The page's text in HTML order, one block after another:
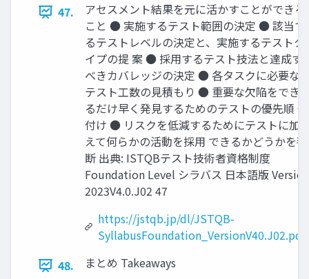
47.
アセスメント結果を元に活かすことができる
こと ● 実施するテスト範囲の決定 ● 該当す
るテストレベルの決定と、実施するテストタ
イプの提 案 ● 採用するテスト技法と達成す
べきカバレッジの決定 ● 各タスクに必要な
テスト工数の見積もり ● 重要な欠陥をでき
るだけ早く発見するためのテストの優先順 位
付け ● リスクを低減するためにテストに加
えて何らかの活動を採用 できるかどうかを判
断 出典: ISTQBテスト技術者資格制度
Foundation Level シラバス 日本語版 Version
2023V4.0.J02 47
https://jstqb.jp/dl/JSTQB-
SyllabusFoundation_VersionV40.J02.pdf
48.
まとめ Takeaways